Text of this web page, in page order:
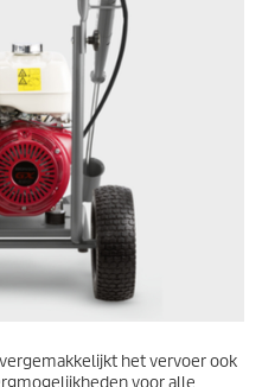
het vervoer ook
voor alle